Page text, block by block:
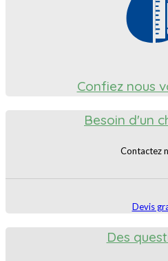
Confiez nous
Besoin d'un
Contactez
Devis
Des